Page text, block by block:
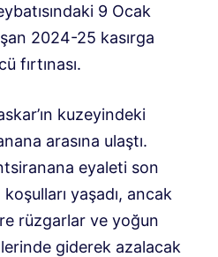
9 Ocak
2024-25 kasırga
fırtınası.
kuzeyindeki
arasına ulaştı.
eyaleti son
yaşadı, ancak
rüzgarlar ve yoğun
giderek azalacak